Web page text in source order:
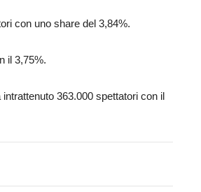
con uno share del 3,84%.
il 3,75%.
intrattenuto 363.000 spettatori con il